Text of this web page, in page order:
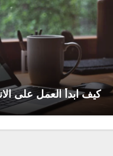
كيف ابدأ العمل على